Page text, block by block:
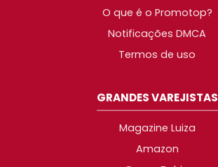
O que é o Promotop?
Notificações DMCA
Termos de uso
GRANDES VAREJISTAS
Magazine Luiza
Amazon